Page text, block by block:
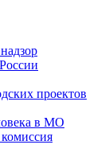
проектов
в МО